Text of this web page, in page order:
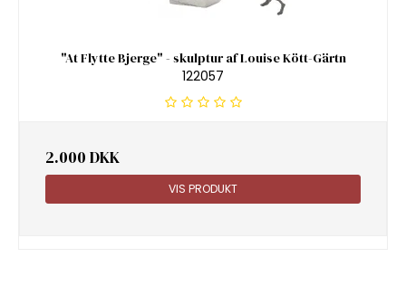
"At Flytte Bjerge" - skulptur af Louise Kött-Gärtn
122057
2.000 DKK
VIS PRODUKT